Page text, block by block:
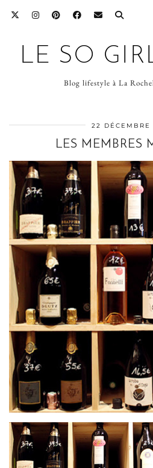
LE SO
Blog lifestyle à La
22 DÉCEMBRE
LES MEMBRES